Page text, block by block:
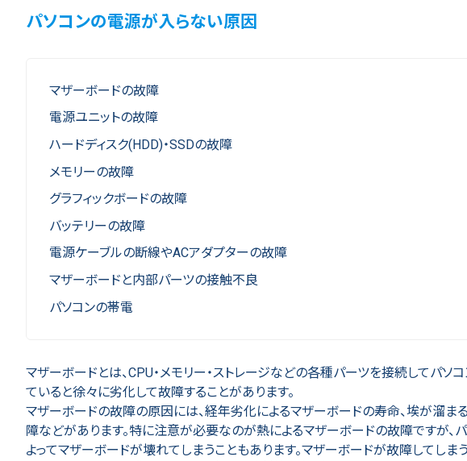
パソコンの電源が入らない原因
マザーボードの故障
電源ユニットの故障
ハードディスク(HDD)・SSDの故障
メモリーの故障
グラフィックボードの故障
バッテリーの故障
電源ケーブルの断線やACアダプターの故障
マザーボードと内部パーツの接触不良
パソコンの帯電
マザーボードとは、CPU・メモリー・ストレージなどの各種パーツを接続してパ
ていると徐々に劣化して故障することがあります。
マザーボードの故障の原因には、経年劣化によるマザーボードの寿命、埃が溜
障などがあります。特に注意が必要なのが熱によるマザーボードの故障ですが
よってマザーボードが壊れてしまうこともあります。マザーボードが故障してしま